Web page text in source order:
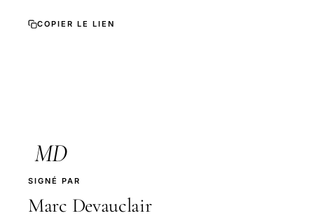
COPIER LE LIEN
MD
SIGNÉ PAR
Marc Devauclair